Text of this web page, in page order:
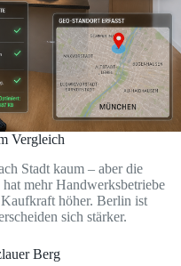
Vergleich
Stadt kaum – aber die
mehr Handwerksbetriebe
höher. Berlin ist
sich stärker.
Berg